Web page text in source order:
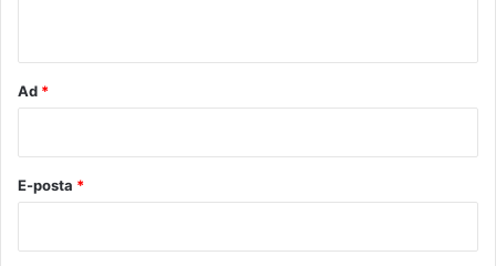
Ad *
E-posta *